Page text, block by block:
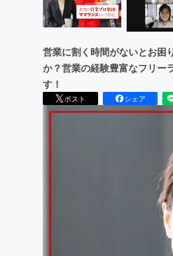
営業に割く時間がないとお困
か？営業の経験豊富なフリー
す！
ポスト シェア